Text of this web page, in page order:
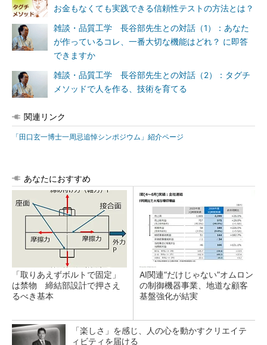
お金もなくても実践できる信頼性テストの方法とは？
雑談・品質工学 長谷部先生との対話（1）：あなた
が作っているコレ、一番大切な機能はどれ？ に即答
できますか
雑談・品質工学 長谷部先生との対話（2）：タグチ
メソッドで人を作る、技術を育てる
関連リンク
「田口玄一博士一周忌追悼シンポジウム」紹介ページ
あなたにおすすめ
「取りあえずボルトで固定」
は禁物 締結部設計で押さえ
るべき基本
AI関連“だけじゃない”オムロン
の制御機器事業、地道な顧客
基盤強化が結実
「楽しさ」を感じ、人の心を動かすクリエイテ
ィビティを届ける